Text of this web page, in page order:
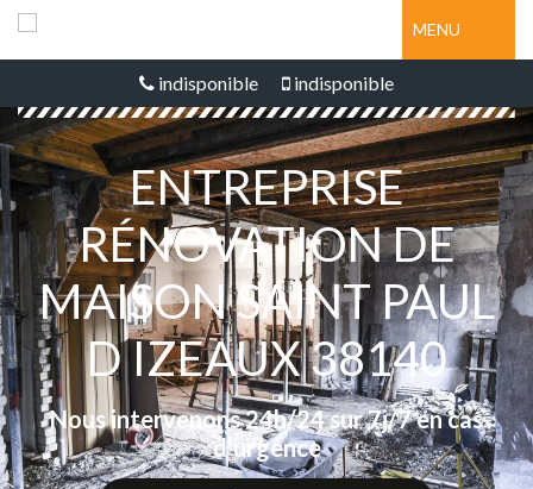
MENU
indisponible indisponible
ENTREPRISE
RÉNOVATION DE
MAISON SAINT PAUL
D IZEAUX 38140
Nous intervenons 24h/24 sur 7j/7 en cas
d'urgence